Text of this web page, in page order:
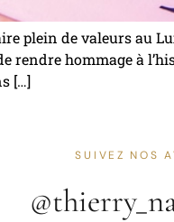
plein de valeurs au
rendre hommage à
[…]
SUIVEZ NOS